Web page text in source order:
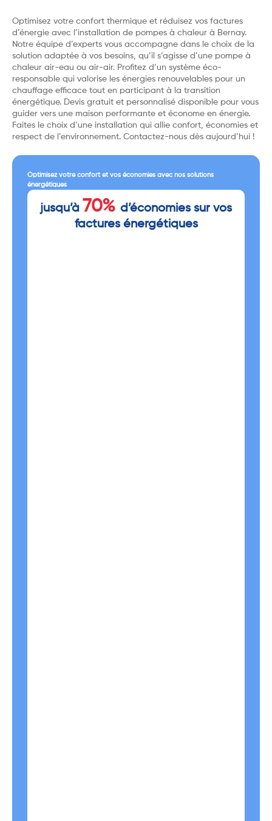
Optimisez votre confort thermique et réduisez vos factures
d’énergie avec l’installation de pompes à chaleur à Bernay.
Notre équipe d’experts vous accompagne dans le choix de la
solution adaptée à vos besoins, qu’il s’agisse d’une pompe à
chaleur air-eau ou air-air. Profitez d’un système éco-
responsable qui valorise les énergies renouvelables pour un
chauffage efficace tout en participant à la transition
énergétique. Devis gratuit et personnalisé disponible pour vous
guider vers une maison performante et économe en énergie.
Faites le choix d’une installation qui allie confort, économies et
respect de l’environnement. Contactez-nous dès aujourd’hui !
Optimisez votre confort et vos économies avec nos solutions
énergétiques
jusqu’à 70% d’économies sur vos
factures énergétiques